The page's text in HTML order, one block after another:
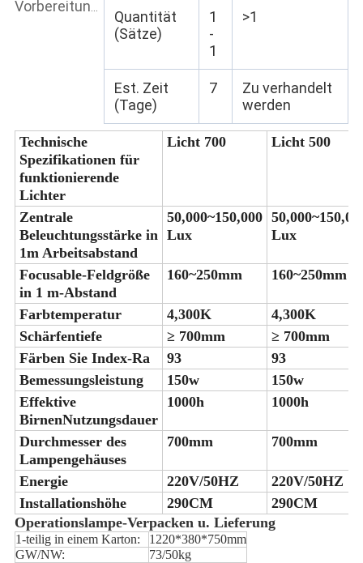
Vorbereitungs- und Anlaufzeit:
Quantität
(Sätze)
1
-
1
>1
Est. Zeit
(Tage)
7
Zu verhandelt
werden
Technische
Spezifikationen für
funktionierende
Lichter
Licht 700 Licht 500
Zentrale
Beleuchtungsstärke in
1m Arbeitsabstand
50,000~150,000
Lux
Lux
Focusable-Feldgröße
in 1 m-Abstand
160~250mm 160~250mm
Farbtemperatur 4,300K
4,300K
Schärfentiefe
≥ 700mm
≥ 700mm
Färben Sie Index-Ra
93
93
Bemessungsleistung
150w
150w
Effektive
BirnenNutzungsdauer
1000h 1000h
Durchmesser des
Lampengehäuses
700mm 700mm
Energie 220V/50HZ
220V/50HZ
Installationshöhe
290CM
290CM
Operationslampe-Verpacken u. Lieferung
1-teilig in einem Karton:
1220*380*750mm
GW/NW:
73/50kg